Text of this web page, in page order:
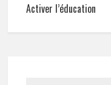
Activer l’éducation